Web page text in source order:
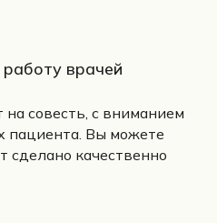
врачей
совесть, с вниманием
пациента. Вы можете
сделано качественно